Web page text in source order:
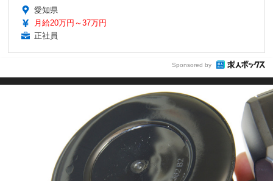
愛知県
月給20万円～37万円
正社員
Sponsored by